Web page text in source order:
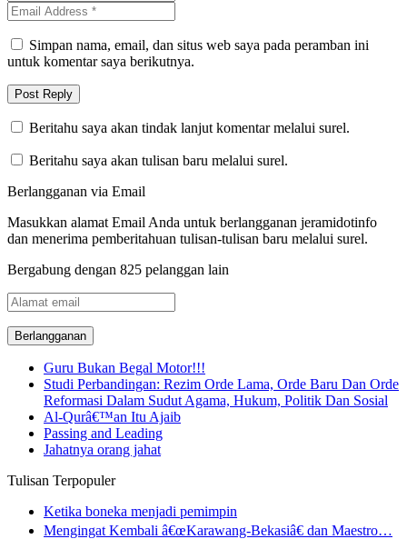
Simpan nama, email, dan situs web saya pada peramban ini
untuk komentar saya berikutnya.
Beritahu saya akan tindak lanjut komentar melalui surel.
Beritahu saya akan tulisan baru melalui surel.
Berlangganan via Email
Masukkan alamat Email Anda untuk berlangganan jeramidotinfo
dan menerima pemberitahuan tulisan-tulisan baru melalui surel.
Bergabung dengan 825 pelanggan lain
Alamat
email
Guru Bukan Begal Motor!!!
Studi Perbandingan: Rezim Orde Lama, Orde Baru Dan Orde
Reformasi Dalam Sudut Agama, Hukum, Politik Dan Sosial
Al-Qurâ€™an Itu Ajaib
Passing and Leading
Jahatnya orang jahat
Tulisan Terpopuler
Ketika boneka menjadi pemimpin
Mengingat Kembali â€œKarawang-Bekasiâ€ dan Maestro…